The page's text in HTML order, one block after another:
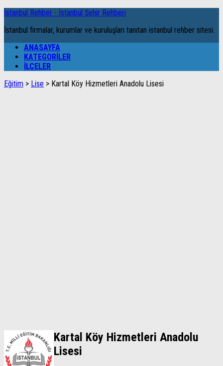
İstanbul Rehber - İstanbul Şehir Rehberi
İstanbul firmalar, kurumlar ve kuruluşları tanıtan istanbul rehber sitesi.
ANASAYFA
KATEGORILER
İLÇELER
Eğitim > Lise > Kartal Köy Hizmetleri Anadolu Lisesi
Kartal Köy Hizmetleri Anadolu
Lisesi